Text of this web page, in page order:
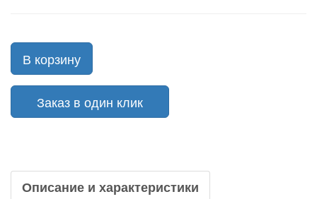
В корзину
Заказ в один клик
Описание и характеристики